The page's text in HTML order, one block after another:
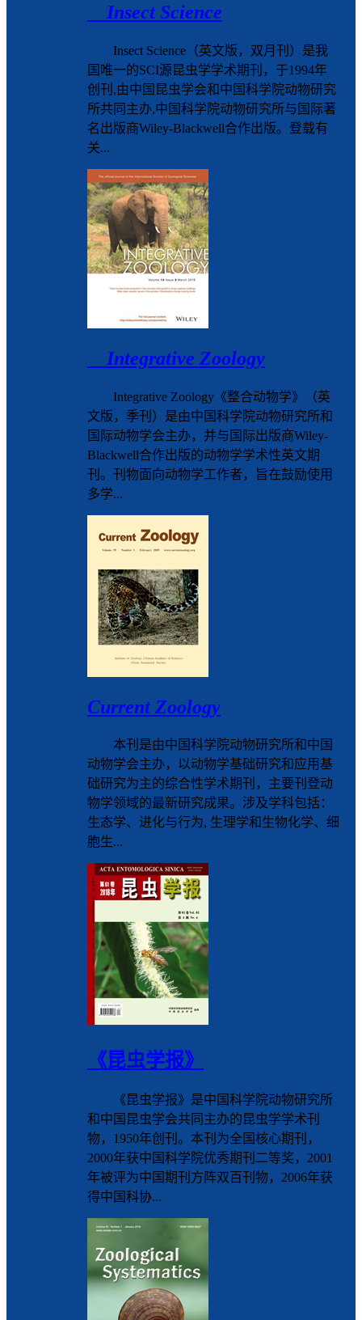
Insect Science
Insect Science（英文版，双月刊）是我
国唯一的SCI源昆虫学学术期刊，于1994年
创刊,由中国昆虫学会和中国科学院动物研究
所共同主办,中国科学院动物研究所与国际著
名出版商Wiley-Blackwell合作出版。登载有
关...
Integrative Zoology
Integrative Zoology《整合动物学》（英
文版，季刊）是由中国科学院动物研究所和
国际动物学会主办，并与国际出版商Wiley-
Blackwell合作出版的动物学学术性英文期
刊。刊物面向动物学工作者，旨在鼓励使用
多学...
Current Zoology
本刊是由中国科学院动物研究所和中国
动物学会主办，以动物学基础研究和应用基
础研究为主的综合性学术期刊，主要刊登动
物学领域的最新研究成果。涉及学科包括：
生态学、进化与行为, 生理学和生物化学、细
胞生...
《昆虫学报》
《昆虫学报》是中国科学院动物研究所
和中国昆虫学会共同主办的昆虫学学术刊
物，1950年创刊。本刊为全国核心期刊，
2000年获中国科学院优秀期刊二等奖，2001
年被评为中国期刊方阵双百刊物，2006年获
得中国科协...